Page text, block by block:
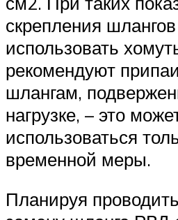
скрепления
использовать
рекомендуют
шлангам,
нагрузке, – это
использоваться
временной меры.
Планируя